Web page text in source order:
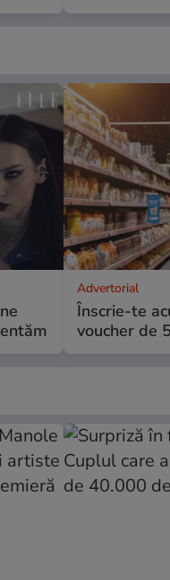
Advertorial
Înscrie-te
voucher de